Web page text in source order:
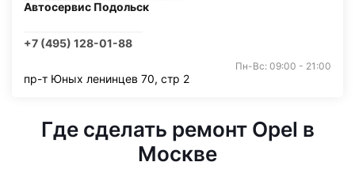
Автосервис Подольск
+7 (495) 128-01-88
Пн-Вс: 09:00 - 21:00
пр-т Юных ленинцев 70, стр 2
Где сделать ремонт Opel в
Москве